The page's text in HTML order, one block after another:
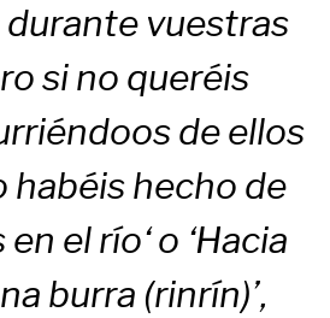
vuestras
si no queréis
de ellos
habéis hecho de
en el río‘ o ‘Hacia
burra (rinrín)’,